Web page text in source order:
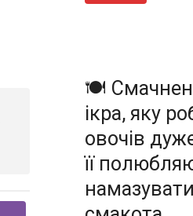
🍽️
ікра, яку
овочів
її